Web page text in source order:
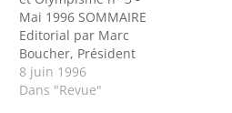
Mai 1996 SOMMAIRE
Editorial par Marc
Boucher, Président
AFCOSLes Jeux
Olympiques de Paris
8 juin 1996
Dans "Revue"